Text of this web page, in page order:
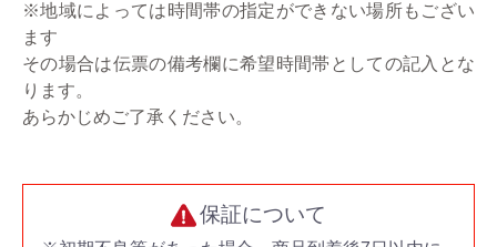
※地域によっては時間帯の指定ができない場所もござい
ます
その場合は伝票の備考欄に希望時間帯としての記入とな
ります。
あらかじめご了承ください。
保証について